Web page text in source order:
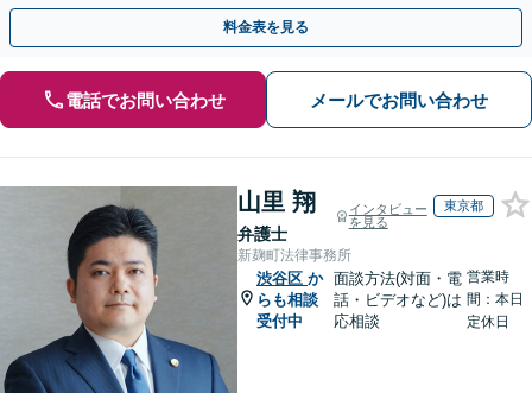
など｡
料金表を見る
電話でお問い合わせ メールでお問い合わせ
山里 翔
弁護士
インタビュー
を見る
東京都
新麹町法律事務所
渋谷区 か
らも相談
受付中
面談方法(対面・電
話・ビデオなど)は
応相談
営業時
間：本日
定休日